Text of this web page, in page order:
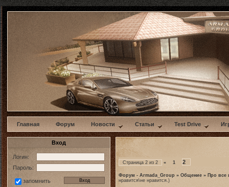
w
Главная Форум Новости Статьи Test Drive
Вход
Логин:
Пароль:
запомнить
Страница 2 из 2 « 1 2
Форум - Armada_Group » Общение » Про все
нравится\не нравится.)